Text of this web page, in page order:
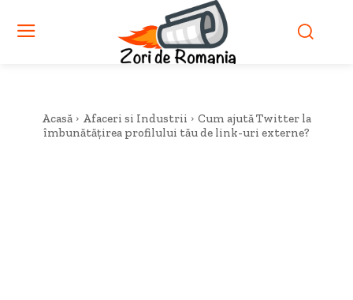
Acasă Afaceri si Industrii
Cum ajută Twitter la
îmbunătățirea profilului tău de link-uri externe?